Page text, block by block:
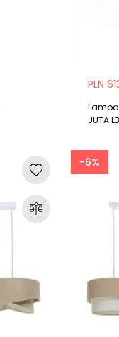
PLN
JUTA
-6%